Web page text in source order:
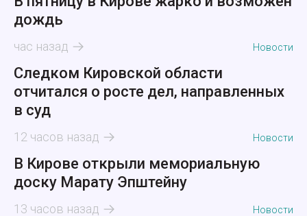
дождь
час назад Новости
Следком Кировской области
отчитался о росте дел, направленных
в суд
12 часов назад Новости
В Кирове открыли мемориальную
доску Марату Эпштейну
13 часов назад Новости